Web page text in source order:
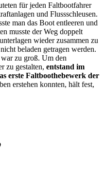
für jeden Faltbootfahrer
und Flussschleusen.
man das Boot entleeren und
musste der Weg doppelt
wieder zusammen zu
beladen getragen werden.
zu groß. Um den
zu gestalten, entstand im
erste Faltboothebewerk der
erstehen konnten, hält fest,